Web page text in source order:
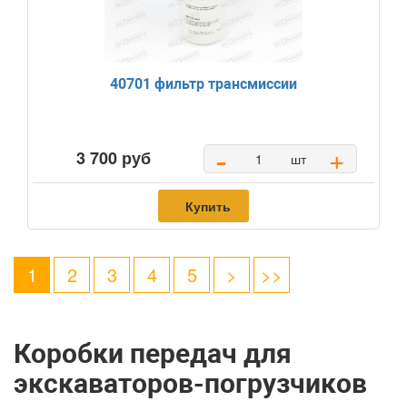
40701 фильтр трансмиссии
3 700 руб - шт +
Купить
1 2 3 4 5 > >>
Коробки передач для
экскаваторов-погрузчиков